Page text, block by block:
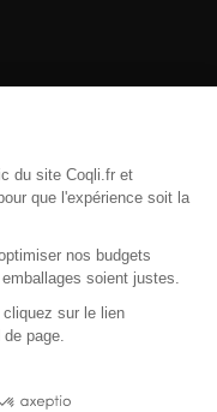
nombreux modes
est 100%